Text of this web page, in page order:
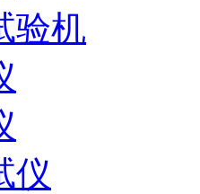
验机
仪